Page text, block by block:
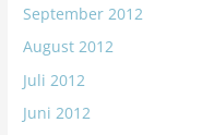
September 2012
August 2012
Juli 2012
Juni 2012